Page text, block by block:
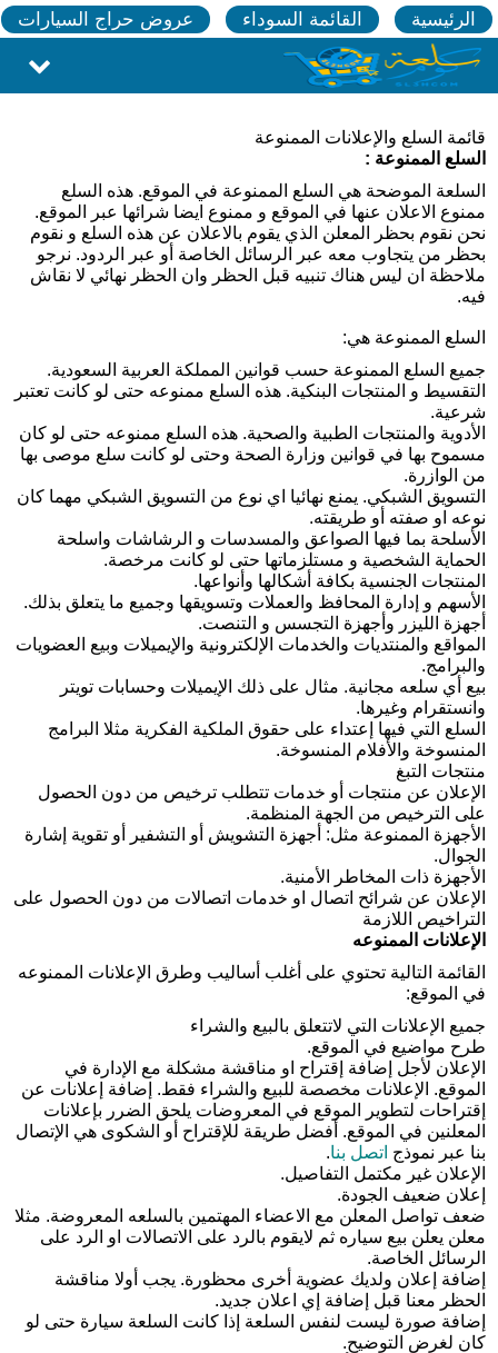
الرئيسية القائمة السوداء عروض حراج السيارات
قائمة السلع والإعلانات الممنوعة
السلع الممنوعة :
السلعة الموضحة هي السلع الممنوعة في الموقع. هذه السلع
ممنوع الاعلان عنها في الموقع و ممنوع ايضا شرائها عبر الموقع.
نحن نقوم بحظر المعلن الذي يقوم بالاعلان عن هذه السلع و نقوم
بحظر من يتجاوب معه عبر الرسائل الخاصة أو عبر الردود. نرجو
ملاحظة ان ليس هناك تنبيه قبل الحظر وان الحظر نهائي لا نقاش
فيه.
السلع الممنوعة هي:
جميع السلع الممنوعة حسب قوانين المملكة العربية السعودية.
التقسيط و المنتجات البنكية. هذه السلع ممنوعه حتى لو كانت تعتبر
شرعية.
الأدوية والمنتجات الطبية والصحية‫. هذه السلع ممنوعه حتى لو كان
مسموح بها في قوانين وزارة الصحة وحتى لو كانت سلع موصى بها
من الوازرة.
التسويق الشبكي‫. يمنع نهائيا اي نوع من التسويق الشبكي مهما كان
نوعه او صفته أو طريقته.
الأسلحة بما فيها الصواعق والمسدسات و الرشاشات واسلحة
الحماية الشخصية و مستلزماتها حتى لو كانت مرخصة.
المنتجات الجنسية بكافة أشكالها وأنواعها‫.
الأسهم و إدارة المحافظ والعملات وتسويقها وجميع ما يتعلق بذلك.
أجهزة الليزر وأجهزة التجسس و التنصت.
المواقع والمنتديات والخدمات الإلكترونية والإيميلات وبيع العضويات
والبرامج.
بيع أي سلعه مجانية. مثال على ذلك الإيميلات وحسابات تويتر
وانستقرام وغيرها.
السلع التي فيها إعتداء على حقوق الملكية الفكرية مثلا البرامج
المنسوخة والأفلام المنسوخة.
منتجات التبغ
الإعلان عن منتجات أو خدمات تتطلب ترخيص من دون الحصول
على الترخيص من الجهة المنظمة.
الأجهزة الممنوعة مثل: أجهزة التشويش أو التشفير أو تقوية إشارة
الجوال.
الأجهزة ذات المخاطر الأمنية.
الإعلان عن شرائح اتصال او خدمات اتصالات من دون الحصول على
التراخيص اللازمة
الإعلانات الممنوعه
القائمة التالية تحتوي على أغلب أساليب وطرق الإعلانات الممنوعه
في الموقع:
جميع الإعلانات التي لاتتعلق بالبيع والشراء
طرح مواضيع في الموقع.
الإعلان لأجل إضافة إقتراح او مناقشة مشكلة مع الإدارة في
الموقع‫. الإعلانات مخصصة للبيع والشراء فقط‫. إضافة إعلانات عن
إقتراحات لتطوير الموقع في المعروضات يلحق الضرر بإعلانات
المعلنين في الموقع‫. أفضل طريقة للإقتراح أو الشكوى هي الإتصال
بنا عبر نموذج اتصل بنا‫.
الإعلان غير مكتمل التفاصيل.
إعلان ضعيف الجودة‫.
ضعف تواصل المعلن مع الاعضاء المهتمين بالسلعه المعروضة‫. مثلا
معلن يعلن بيع سياره ثم لايقوم بالرد على الاتصالات او الرد على
الرسائل الخاصة‫.
إضافة إعلان ولديك عضوية أخرى محظورة. يجب أولا مناقشة
الحظر معنا قبل إضافة إي اعلان جديد.
إضافة صورة ليست لنفس السلعة إذا كانت السلعة سيارة حتى لو
كان لغرض التوضيح.